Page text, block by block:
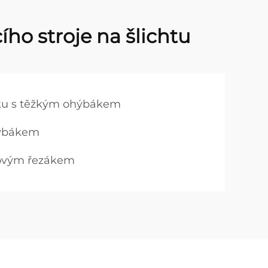
stroje na šlichtu
s těžkým ohýbákem
řezákem